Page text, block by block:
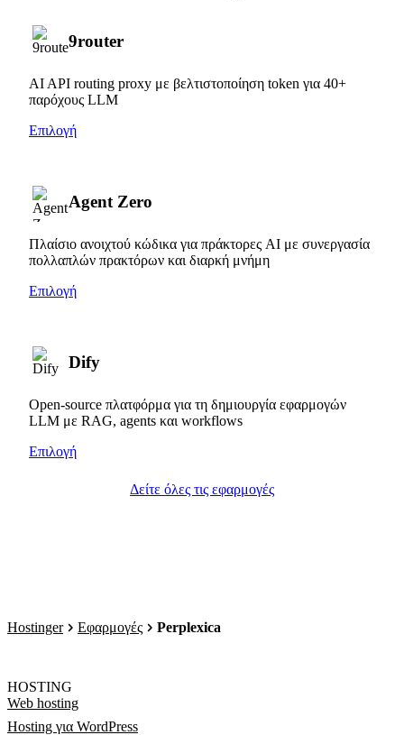
9router
AI API routing proxy με βελτιστοποίηση token για 40+
παρόχους LLM
Επιλογή
Agent Zero
Πλαίσιο ανοιχτού κώδικα για πράκτορες AI με συνεργασία
πολλαπλών πρακτόρων και διαρκή μνήμη
Επιλογή
Dify
Open-source πλατφόρμα για τη δημιουργία εφαρμογών
LLM με RAG, agents και workflows
Επιλογή
Δείτε όλες τις εφαρμογές
Hostinger Εφαρμογές Perplexica
HOSTING
Web hosting
Hosting για WordPress